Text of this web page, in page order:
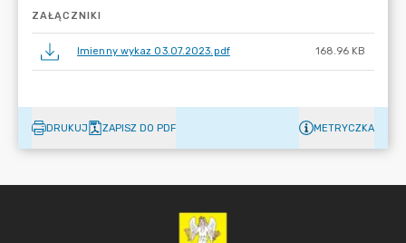
ZAŁĄCZNIKI
Imienny wykaz 03.07.2023.pdf 168.96 KB
DRUKUJ ZAPISZ DO PDF METRYCZKA